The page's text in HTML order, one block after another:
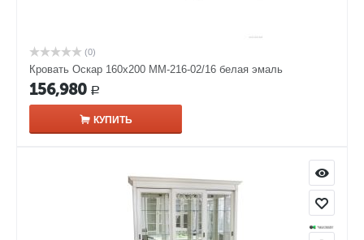
(0)
Кровать Оскар 160х200 ММ-216-02/16 белая эмаль
156,980 Р
КУПИТЬ